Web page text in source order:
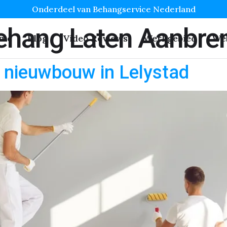
Onderdeel van Behangservice Nederland
Blog Video Reviews Werkgebied
Laten
in Lelystad